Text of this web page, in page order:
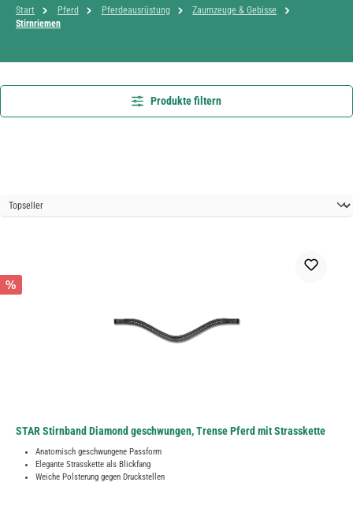
Start Pferd Pferdeausrüstung
Zaumzeuge & Gebisse
Stirnriemen
Produkte filtern
%
STAR Stirnband Diamond geschwungen, Trense Pferd mit Strasskette
Anatomisch geschwungene Passform
Elegante Strasskette als Blickfang
Weiche Polsterung gegen Druckstellen